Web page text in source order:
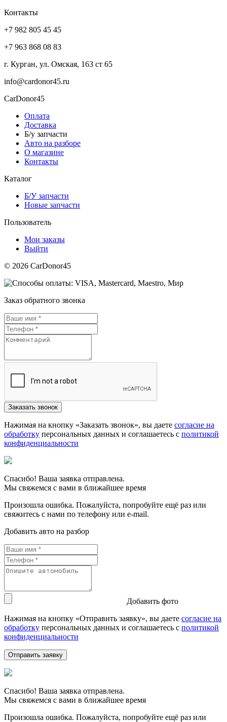
Контакты
+7 982 805 45 45
+7 963 868 08 83
г. Курган, ул. Омская, 163 ст 65
info@cardonor45.ru
CarDonor45
Оплата
Доставка
Б/у запчасти
Авто на разборе
О магазине
Контакты
Каталог
Б/У запчасти
Новые запчасти
Пользователь
Мои заказы
Выйти
© 2026 CarDonor45
Заказ обратного звонка
Нажимая на кнопку «Заказать звонок», вы даете согласие на
обработку персональных данных и соглашаетесь c политикой
конфиденциальности
Спасибо! Ваша заявка отправлена.
Мы свяжемся с вами в ближайшее время
Произошла ошибка. Пожалуйста, попробуйте ещё раз или
свяжитесь с нами по телефону или e-mail.
Добавить авто на разбор
Добавить фото
Нажимая на кнопку «Отправить заявку», вы даете согласие на
обработку персональных данных и соглашаетесь c политикой
конфиденциальности
Спасибо! Ваша заявка отправлена.
Мы свяжемся с вами в ближайшее время
Произошла ошибка. Пожалуйста, попробуйте ещё раз или